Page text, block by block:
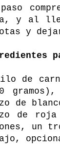
paso
y al
y
de
de
de roja
un